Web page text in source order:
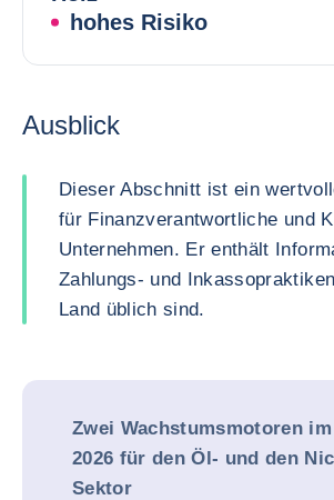
hohes Risiko
Ausblick
Dieser Abschnitt ist ein
für Finanzverantwortliche und
Unternehmen. Er enthält
Zahlungs- und
Land üblich sind.
Zwei Wachstumsmotoren
2026 für den Öl- und den
Sektor